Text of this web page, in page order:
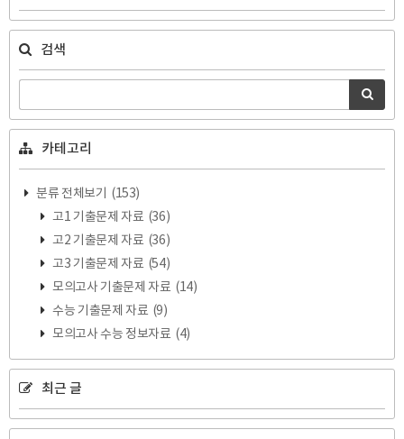
검색
카테고리
분류 전체보기
(153)
고1 기출문제 자료 (36)
고2 기출문제 자료 (36)
고3 기출문제 자료 (54)
모의고사 기출문제 자료 (14)
수능 기출문제 자료 (9)
모의고사 수능 정보자료 (4)
최근 글